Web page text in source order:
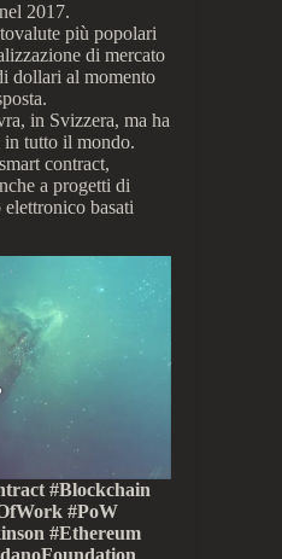
2017.
più popolari
di mercato
dollari al momento
in Svizzera, ma ha
tutto il mondo.
contract,
a progetti di
basati
#Blockchain
#PoW
#Ethereum